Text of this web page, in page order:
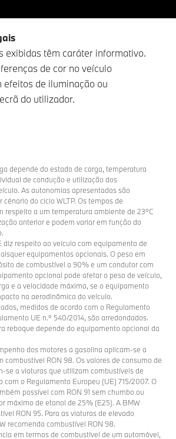
exibidas têm caráter informativo.
de cor no veículo
efeitos de iluminação ou
do utilizador.
depende do estado de carga, temperatura
de condução e utilização dos
As autonomias apresentadas são
do ciclo WLTP. Os tempos de
respeito a um temperatura ambiente de 23ºC
anterior e podem variar em função do
diz respeito ao veículo com equipamento de
equipamentos opcionais. O peso em
de combustível a 90% e um condutor com
opcional pode afetar o peso de veículo,
e a velocidade máxima, se o equipamento
na aerodinâmica do veículo.
medidos de acordo com o Regulamento
UE n.º 540/2014, são arredondados.
reboque depende do equipamento opcional da
dos motores a gasolina aplicam-se a
combustível RON 98. Os valores de consumo de
se a viaturas que utilizam combustíveis de
com o Regulamento Europeu (UE) 715/2007. O
possível com RON 91 sem chumbo ou
máximo de etanol de 25% (E25). A BMW
RON 95. Para as viaturas de elevado
recomenda combustível RON 98.
em termos de combustível de um automóvel,